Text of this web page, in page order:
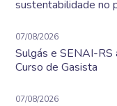
sustentabilidade no
07/08/2026
Sulgás e SENAI-RS
Curso de Gasista
07/08/2026